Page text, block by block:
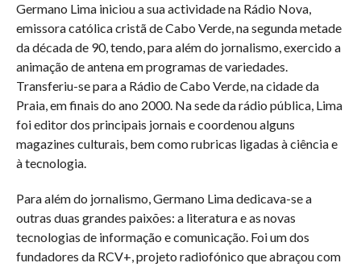
Germano Lima iniciou a sua actividade na Rádio Nova,
emissora católica cristã de Cabo Verde, na segunda metade
da década de 90, tendo, para além do jornalismo, exercido a
animação de antena em programas de variedades.
Transferiu-se para a Rádio de Cabo Verde, na cidade da
Praia, em finais do ano 2000. Na sede da rádio pública, Lima
foi editor dos principais jornais e coordenou alguns
magazines culturais, bem como rubricas ligadas à ciência e
à tecnologia.
Para além do jornalismo, Germano Lima dedicava-se a
outras duas grandes paixões: a literatura e as novas
tecnologias de informação e comunicação. Foi um dos
fundadores da RCV+, projeto radiofónico que abraçou com